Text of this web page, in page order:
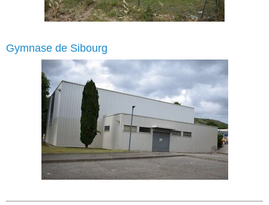
Gymnase de Sibourg